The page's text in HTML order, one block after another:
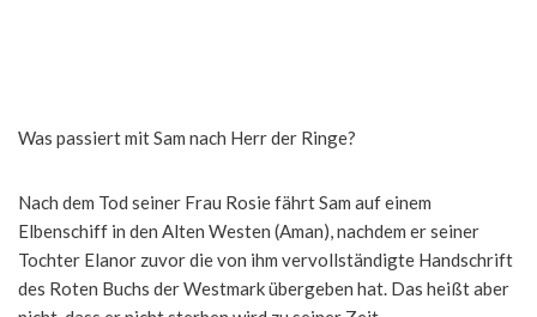
Was passiert mit Sam nach Herr der Ringe?
Nach dem Tod seiner Frau Rosie fährt Sam auf einem
Elbenschiff in den Alten Westen (Aman), nachdem er seiner
Tochter Elanor zuvor die von ihm vervollständigte Handschrift
des Roten Buchs der Westmark übergeben hat. Das heißt aber